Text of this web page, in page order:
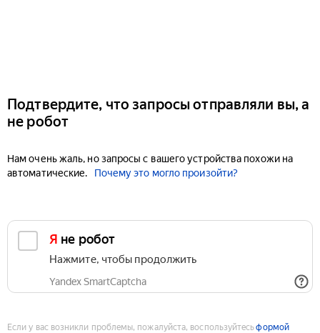
Подтвердите, что запросы отправляли вы, а
не робот
Нам очень жаль, но запросы с вашего устройства похожи на
автоматические.
Почему это могло произойти?
Я не робот
Нажмите, чтобы продолжить
Yandex SmartCaptcha
Если у вас возникли проблемы, пожалуйста, воспользуйтесьформой